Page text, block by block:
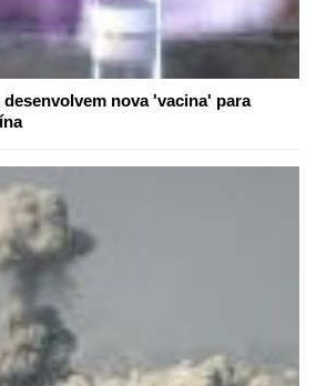
nova 'vacina' para